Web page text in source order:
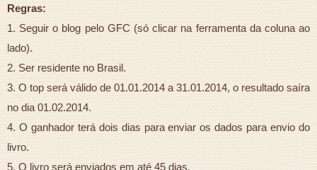
Regras:
1. Seguir o blog pelo GFC (só clicar na ferramenta da coluna ao
lado).
2. Ser residente no Brasil.
3. O top será válido de 01.01.2014 a 31.01.2014, o resultado saíra
no dia 01.02.2014.
4. O ganhador terá dois dias para enviar os dados para envio do
livro.
5. O livro será enviados em até 45 dias.